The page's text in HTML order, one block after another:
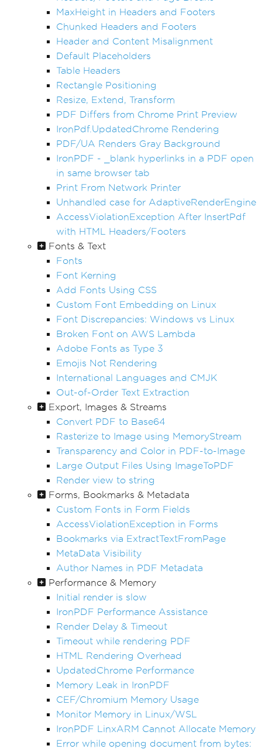
MaxHeight in Headers and Footers
Chunked Headers and Footers
Header and Content Misalignment
Default Placeholders
Table Headers
Rectangle Positioning
Resize, Extend, Transform
PDF Differs from Chrome Print Preview
IronPdf.UpdatedChrome Rendering
PDF/UA Renders Gray Background
IronPDF - _blank hyperlinks in a PDF open
in same browser tab
Print From Network Printer
Unhandled case for AdaptiveRenderEngine
AccessViolationException After InsertPdf
with HTML Headers/Footers
Fonts & Text
Fonts
Font Kerning
Add Fonts Using CSS
Custom Font Embedding on Linux
Font Discrepancies: Windows vs Linux
Broken Font on AWS Lambda
Adobe Fonts as Type 3
Emojis Not Rendering
International Languages and CMJK
Out-of-Order Text Extraction
Export, Images & Streams
Convert PDF to Base64
Rasterize to Image using MemoryStream
Transparency and Color in PDF-to-Image
Large Output Files Using ImageToPDF
Render view to string
Forms, Bookmarks & Metadata
Custom Fonts in Form Fields
AccessViolationException in Forms
Bookmarks via ExtractTextFromPage
MetaData Visibility
Author Names in PDF Metadata
Performance & Memory
Initial render is slow
IronPDF Performance Assistance
Render Delay & Timeout
Timeout while rendering PDF
HTML Rendering Overhead
UpdatedChrome Performance
Memory Leak in IronPDF
CEF/Chromium Memory Usage
Monitor Memory in Linux/WSL
IronPDF LinxARM Cannot Allocate Memory
Error while opening document from bytes: